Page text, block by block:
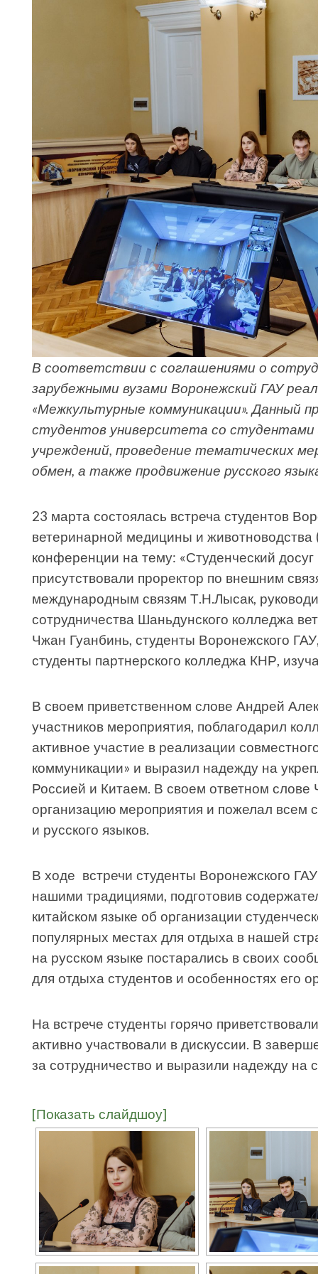
В соответствии с соглашениями о
зарубежными вузами Воронежский ГАУ
«Межкультурные коммуникации». Данный
студентов университета со студентами
учреждений, проведение тематических
обмен, а также продвижение русского
23 марта состоялась встреча студентов
ветеринарной медицины и
конференции на тему: «Студенческий
присутствовали проректор по внешним
международным связям Т.Н.Лысак,
сотрудничества Шаньдунского колледжа
Чжан Гуанбинь, студенты Воронежского
студенты партнерского колледжа КНР,
В своем приветственном слове Андрей
участников мероприятия, поблагодарил
активное участие в реализации
коммуникации» и выразил надежду на
Россией и Китаем. В своем ответном слове
организацию мероприятия и пожелал всем
и русского языков.
В ходе встречи студенты Воронежского
нашими традициями, подготовив
китайском языке об организации
популярных местах для отдыха в нашей
на русском языке постарались в своих
для отдыха студентов и особенностях его
На встрече студенты горячо
активно участвовали в дискуссии. В
за сотрудничество и выразили надежду на
[Показать слайдшоу]